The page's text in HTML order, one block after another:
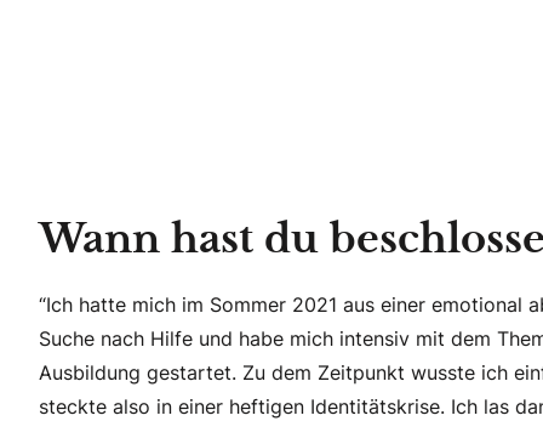
Wann hast du
“Ich hatte mich im Sommer 2021 aus einer
Suche nach Hilfe und habe mich intensiv mit dem
Ausbildung gestartet. Zu dem Zeitpunkt wusste ich
steckte also in einer heftigen Identitätskrise. Ich las